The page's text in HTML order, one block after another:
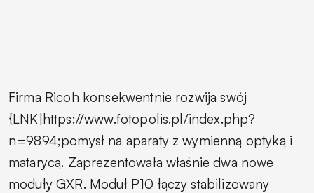
Firma Ricoh konsekwentnie rozwija swój
{LNK|https://www.fotopolis.pl/index.php?
n=9894;pomysł na aparaty z wymienną optyką i
matarycą. Zaprezentowała właśnie dwa nowe
moduły GXR. Moduł P10 łączy stabilizowany